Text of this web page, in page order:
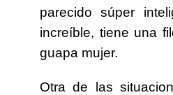
parecido súper
increíble, tiene una
guapa mujer.
Otra de las